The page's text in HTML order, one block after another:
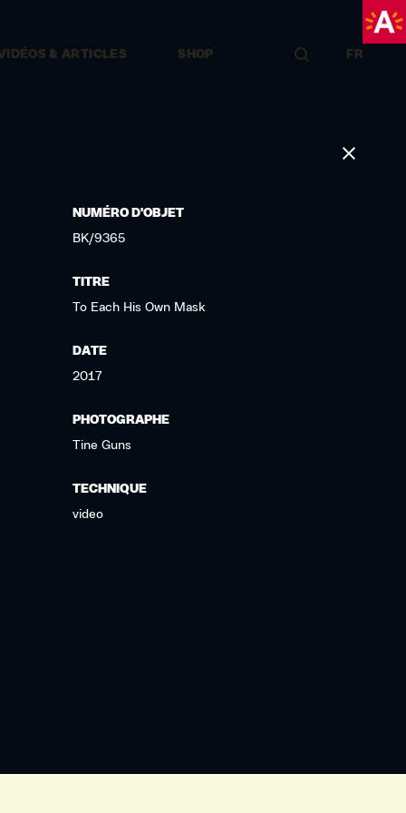
& ARTICLES SHOP FR
NUMÉRO D'OBJET
BK/9365
TITRE
To Each His Own Mask
DATE
2017
PHOTOGRAPHE
Tine Guns
TECHNIQUE
video